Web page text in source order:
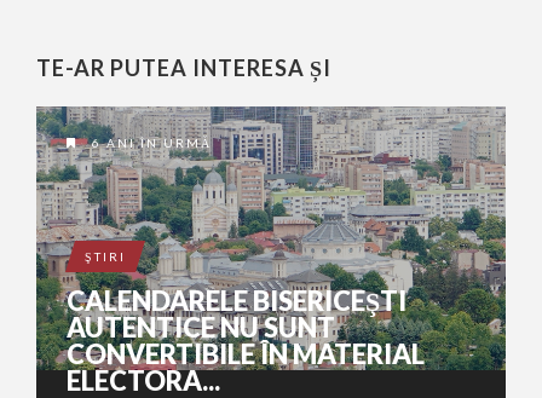
TE-AR PUTEA INTERESA ȘI
6 ANI ÎN URMĂ
ŞTIRI
CALENDARELE BISERICEŞTI
AUTENTICE NU SUNT
CONVERTIBILE ÎN MATERIAL
ELECTORA...